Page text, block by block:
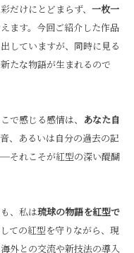
だけにとどまらず、 一枚一
ます。今回ご紹介した作品
していますが、同時に見る
たな物語が生まれるので
で感じる感情は、 あなた自
、あるいは自分の過去の記
それこそが紅型の深い醍醐
、私は琉球の物語を紅型で
ての紅型を守りながら、現
外との交流や新技法の導入